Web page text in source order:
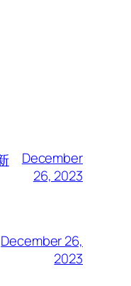
December
26, 2023
December 26,
2023